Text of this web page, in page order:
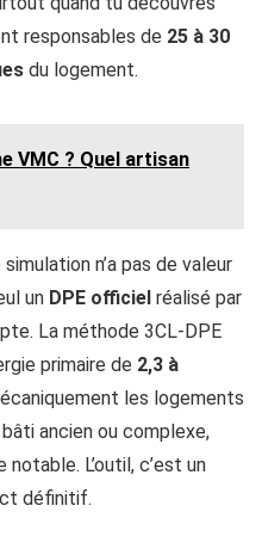
responsables de 25 à 30
du logement.
VMC​ ? Quel artisan
n’a pas de valeur
un DPE officiel réalisé par
La méthode 3CL-DPE
primaire de 2,3 à
les logements
ancien ou complexe,
L’outil, c’est un
définitif.